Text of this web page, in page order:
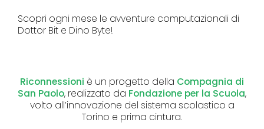
Scopri ogni mese le avventure computazionali di
Dottor Bit e Dino Byte!
Riconnessioni è un progetto della Compagnia di
San Paolo, realizzato da Fondazione per la Scuola,
volto all’innovazione del sistema scolastico a
Torino e prima cintura.